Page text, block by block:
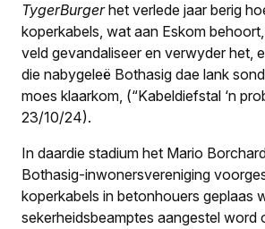
TygerBurgerhet verlede jaar berig
koperkabels, wat aan Eskom
veld gevandaliseer en verwyder het,
die nabygeleë Bothasig dae lank
moes klaarkom, (“Kabeldiefstal ‘n
23/10/24).
In daardie stadium het Mario
Bothasig-inwonersvereniging
koperkabels in betonhouers geplaas
sekerheidsbeamptes aangestel word